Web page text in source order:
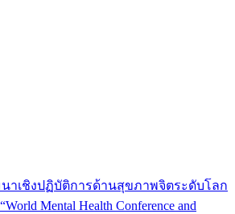
าเชิงปฏิบัติการด้านสุขภาพจิตระดับโลก
Mental Health Conference and